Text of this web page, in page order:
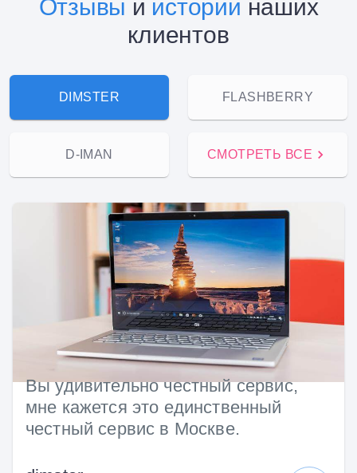
Отзывы и истории наших
клиентов
Вы удивительно честный сервис,
мне кажется это единственный
честный сервис в Москве.
DIMSTER FLASHBERRY
D-IMAN СМОТРЕТЬ ВСЕ